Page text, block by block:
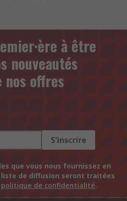
à être
nouveautés
offres
S'inscrire
que vous nous fournissez en
de diffusion seront traitées
politique de confidentialité.